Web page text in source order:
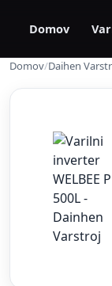
Domov
Domov/Daihen